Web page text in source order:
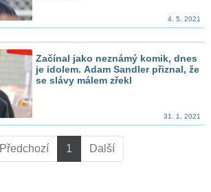
4. 5. 2021
Začínal jako neznámý komik, dnes
je idolem. Adam Sandler přiznal, že
se slávy málem zřekl
31. 1. 2021
Předchozí 1 Další